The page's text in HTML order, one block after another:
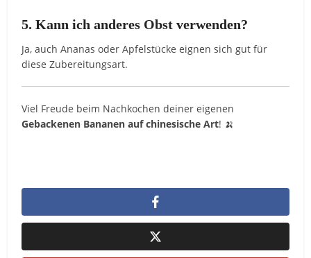
5. Kann ich anderes Obst verwenden?
Ja, auch Ananas oder Apfelstücke eignen sich gut für
diese Zubereitungsart.
Viel Freude beim Nachkochen deiner eigenen
Gebackenen Bananen auf chinesische Art! 🍌